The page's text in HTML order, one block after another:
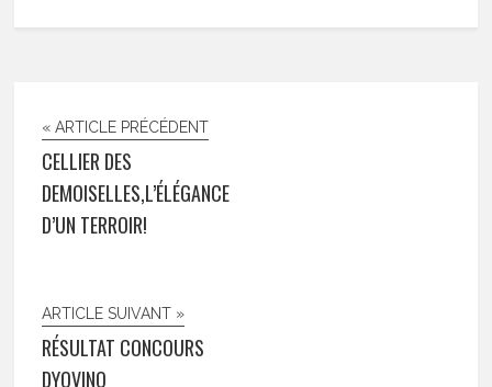
« ARTICLE PRÉCÉDENT
CELLIER DES
DEMOISELLES,L’ÉLÉGANCE
D’UN TERROIR!
ARTICLE SUIVANT »
RÉSULTAT CONCOURS
DYOVINO